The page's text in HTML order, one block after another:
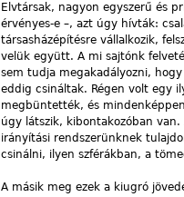
Elvtársak, nagyon egyszerű és
érvényes-e –, azt úgy hívták:
társasházépítésre vállalkozik,
velük együtt. A mi sajtónk
sem tudja megakadályozni,
eddig csináltak. Régen volt egy
megbüntették, és
úgy látszik, kibontakozóban
irányítási rendszerünknek
csinálni, ilyen szférákban, a
A másik meg ezek a kiugró